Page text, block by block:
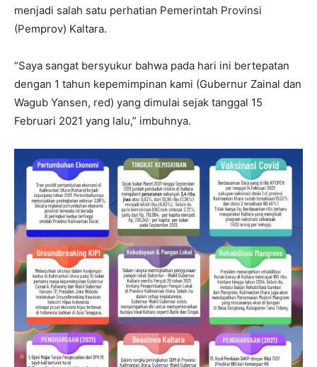
menjadi salah satu perhatian Pemerintah Provinsi
(Pemprov) Kaltara.
“Saya sangat bersyukur bahwa pada hari ini bertepatan
dengan 1 tahun kepemimpinan kami (Gubernur Zainal dan
Wagub Yansen, red) yang dimulai sejak tanggal 15
Februari 2021 yang lalu,” imbuhnya.